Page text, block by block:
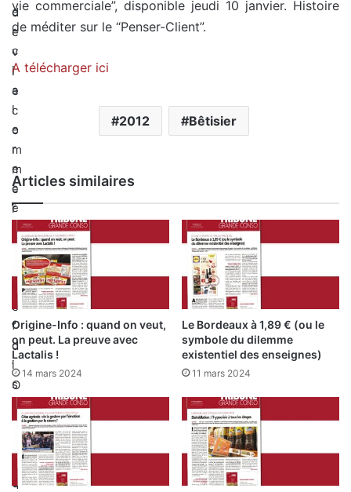
e
r
c
i
a
l
e
r
e
c
è
e
r
f
o
i
s
u
q
d
e
v
i
e
c
o
m
m
e
r
c
i
e
”
d
’
O
i
e
vie commerciale”, disponible jeudi 10 janvier. Histoire
de méditer sur le “Penser-Client”.
A télécharger ici
2012 Bêtisier
Articles similaires
Origine-Info : quand on veut,
on peut. La preuve avec
Lactalis !
14 mars 2024
Le Bordeaux à 1,89 € (ou le
symbole du dilemme
existentiel des enseignes)
11 mars 2024